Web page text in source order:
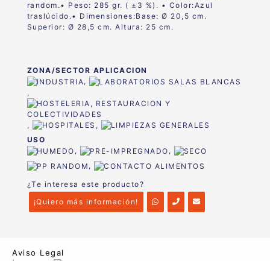
random.• Peso: 285 gr. ( ±3 %). • Color:Azul
traslúcido.• Dimensiones:Base: Ø 20,5 cm.
Superior: Ø 28,5 cm. Altura: 25 cm.
ZONA/SECTOR APLICACION
,
,
,
,
USO
,
,
,
¿Te interesa este producto?
¡Quiero más información!
Aviso Legal